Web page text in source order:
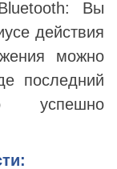
Вы
действия
можно
последний
успешно